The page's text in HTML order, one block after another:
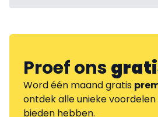
Proef ons
Word één maand gratis
ontdek alle unieke voordelen
bieden hebben.